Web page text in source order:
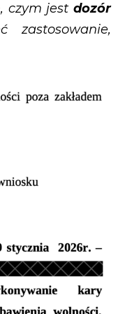
czym jest dozór